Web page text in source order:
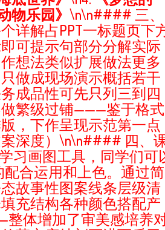
物乐园》 \n\n#### 三、
详解占PPT一标题页下
可提示句部分分解实际
想法类似扩展做法更多
做成现场演示概括若干
成品性可先只列三到四
繁级过铺———鉴于格式
，下作呈现示范第一点
深度）\n\n#### 四、
习画图工具，同学们可
配合运用和上色。通过简
故事性图案线条层级清
充结构各种颜色搭配产
体增加了审美感培养